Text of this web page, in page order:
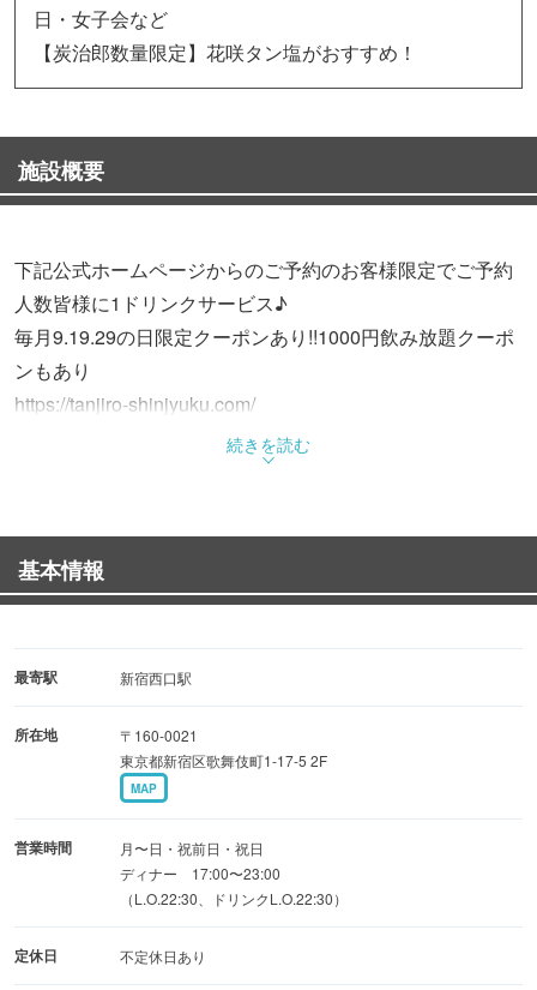
日・女子会など
【炭治郎数量限定】花咲タン塩がおすすめ！
施設概要
下記公式ホームページからのご予約のお客様限定でご予約
人数皆様に1ドリンクサービス♪
毎月9.19.29の日限定クーポンあり!!1000円飲み放題クーポ
ンもあり
https://tanjiro-shinjyuku.com/
他店に負けないコストパフォーマンス!! 黒毛和牛A5使用
大好評！！お得な食べ放題メニューもご用意♪
円
◆黒毛和牛も◎炭焼王道人気No1コース 全8品 120分
4500円
10品 120分 5980円
きる全11品 120分 7980円
◆期間限定4380円で和牛ホルモン＆牛カルビなど全38品食
べ飲み放題開催中!!
+1500円で2時間飲み放題付に変更可能です。
続きを読む
基本情報
最寄駅 新宿西口駅
所在地
〒160-0021
東京都新宿区歌舞伎町1-17-5 2F
MAP
営業時間
月〜日・祝前日・祝日
ディナー 17:00〜23:00
（L.O.22:30、ドリンクL.O.22:30）
定休日 不定休日あり